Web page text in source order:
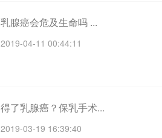
乳腺癌会危及生命吗 ...
2019-04-11 00:44:11
得了乳腺癌？保乳手术...
2019-03-19 16:39:40